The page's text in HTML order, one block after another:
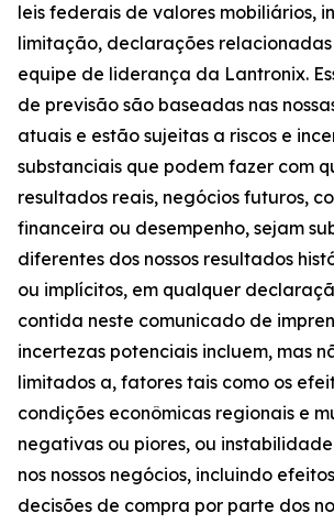
leis federais de valores mobiliários,
limitação, declarações
equipe de liderança da Lantronix.
de previsão são baseadas nas
atuais e estão sujeitas a riscos e
substanciais que podem fazer com
resultados reais, negócios futuros,
financeira ou desempenho, sejam
diferentes dos nossos resultados
ou implícitos, em qualquer
contida neste comunicado de
incertezas potenciais incluem, mas
limitados a, fatores tais como os
condições econômicas regionais e
negativas ou piores, ou
nos nossos negócios, incluindo
decisões de compra por parte dos